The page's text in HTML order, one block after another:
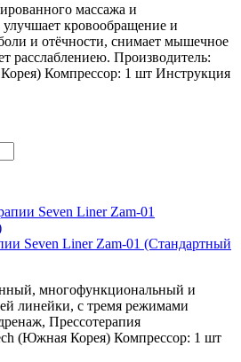
массажа и
кровообращение и
и отёчности, снимает мышечное
расслаблениею. Производитель:
Компрессор: 1 шт Инструкция
Seven Liner Zam-01 (Стандартный
многофункциональный и
линейки, с тремя режимами
Прессотерапия
(Южная Корея) Компрессор: 1 шт